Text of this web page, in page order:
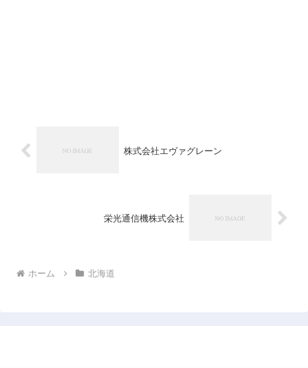
株式会社エヴァグレーン
栄光通信機株式会社
ホーム 北海道